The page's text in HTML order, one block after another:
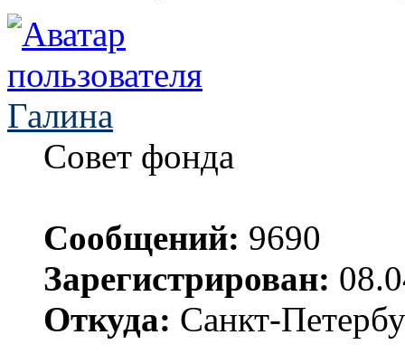
Галина
Совет фонда
Сообщений: 9690
Зарегистрирован:
Откуда: Санкт-